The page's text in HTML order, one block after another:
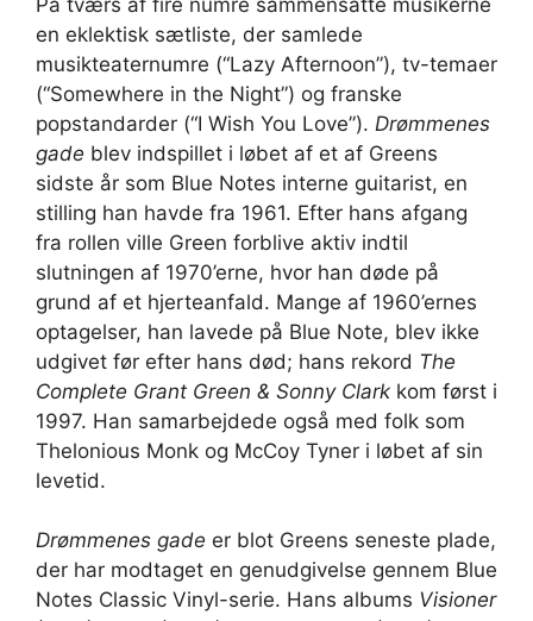
en eklektisk sætliste, der samlede
musikteaternumre (“Lazy Afternoon”), tv-temaer
(“Somewhere in the Night”) og franske
popstandarder (“I Wish You Love”). Drømmenes
gade blev indspillet i løbet af et af Greens
sidste år som Blue Notes interne guitarist, en
stilling han havde fra 1961. Efter hans afgang
fra rollen ville Green forblive aktiv indtil
slutningen af ​​1970’erne, hvor han døde på
grund af et hjerteanfald. Mange af 1960’ernes
optagelser, han lavede på Blue Note, blev ikke
udgivet før efter hans død; hans rekord The
Complete Grant Green & Sonny Clark kom først i
1997. Han samarbejdede også med folk som
Thelonious Monk og McCoy Tyner i løbet af sin
levetid.
Drømmenes gade er blot Greens seneste plade,
der har modtaget en genudgivelse gennem Blue
Notes Classic Vinyl-serie. Hans albums Visioner